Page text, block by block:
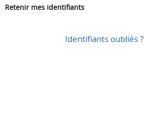
Retenir mes identifiants
Identifiants oubliés ?